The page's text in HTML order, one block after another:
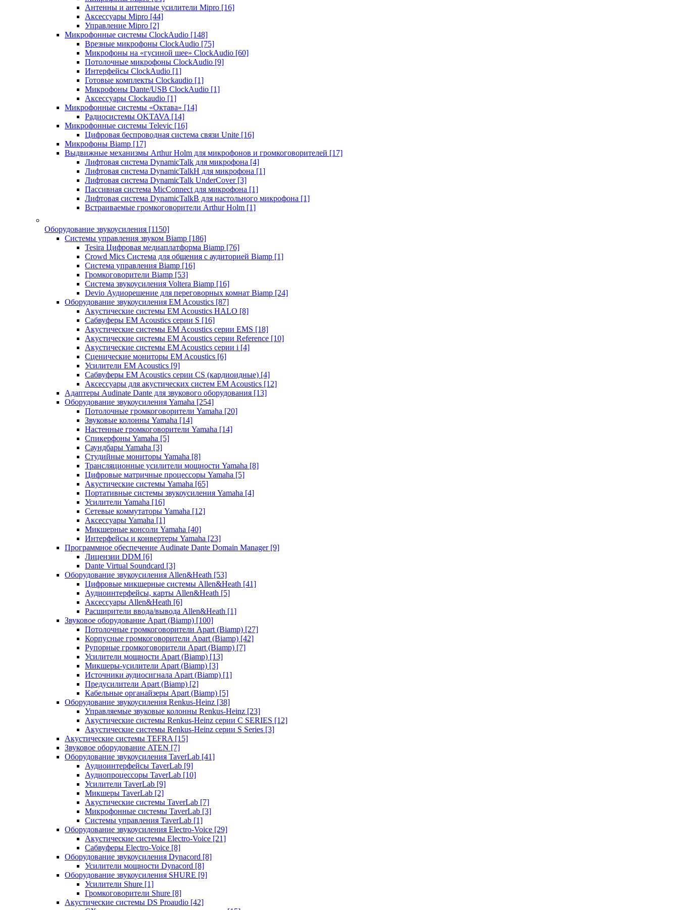
Антенны и антенные усилители Mipro [16]
Аксессуары Mipro [44]
Управление Mipro [2]
Микрофонные системы ClockAudio [148]
Врезные микрофоны ClockAudio [75]
Микрофоны на «гусиной шее» ClockAudio [60]
Потолочные микрофоны ClockAudio [9]
Интерфейсы ClockAudio [1]
Готовые комплекты Clockaudio [1]
Микрофоны Dante/USB ClockAudio [1]
Аксессуары Clockaudio [1]
Микрофонные системы «Октава» [14]
Радиосистемы OKTAVA [14]
Микрофонные системы Televic [16]
Цифровая беспроводная система связи Unite [16]
Микрофоны Biamp [17]
Выдвижные механизмы Arthur Holm для микрофонов и громкоговорителей [17]
Лифтовая система DynamicTalk для микрофона [4]
Лифтовая система DynamicTalkH для микрофона [1]
Лифтовая система DynamicTalk UnderCover [3]
Пассивная система MicConnect для микрофона [1]
Лифтовая система DynamicTalkB для настольного микрофона [1]
Встраиваемые громкоговорители Arthur Holm [1]
Оборудование звукоусиления [1150]
Системы управления звуком Biamp [186]
Tesira Цифровая медиаплатформа Biamp [76]
Crowd Mics Система для общения с аудиторией Biamp [1]
Система управления Biamp [16]
Громкоговорители Biamp [53]
Система звукоусиления Voltera Biamp [16]
Devio Аудиорешение для переговорных комнат Biamp [24]
Оборудование звукоусиления EM Acoustics [87]
Акустические системы EM Acoustics HALO [8]
Сабвуферы EM Acoustics серии S [16]
Акустические системы EM Acoustics серии EMS [18]
Акустические системы EM Acoustics серии Reference [10]
Акустические системы EM Acoustics серии i [4]
Сценические мониторы EM Acoustics [6]
Усилители EM Acoustics [9]
Сабвуферы EM Acoustics серии CS (кардиоидные) [4]
Аксессуары для акустических систем EM Acoustics [12]
Адаптеры Audinate Dante для звукового оборудования [13]
Оборудование звукоусиления Yamaha [254]
Потолочные громкоговорители Yamaha [20]
Звуковые колонны Yamaha [14]
Настенные громкоговорители Yamaha [14]
Спикерфоны Yamaha [5]
Саундбары Yamaha [3]
Студийные мониторы Yamaha [8]
Трансляционные усилители мощности Yamaha [8]
Цифровые матричные процессоры Yamaha [5]
Акустические системы Yamaha [65]
Портативные системы звукоусиления Yamaha [4]
Усилители Yamaha [16]
Сетевые коммутаторы Yamaha [12]
Аксессуары Yamaha [1]
Микшерные консоли Yamaha [40]
Интерфейсы и конвертеры Yamaha [23]
Программное обеспечение Audinate Dante Domain Manager [9]
Лицензии DDM [6]
Dante Virtual Soundcard [3]
Оборудование звукоусиления Allen&Heath [53]
Цифровые микшерные системы Allen&Heath [41]
Аудиоинтерфейсы, карты Allen&Heath [5]
Аксессуары Allen&Heath [6]
Расширители ввода/вывода Allen&Heath [1]
Звуковое оборудование Apart (Biamp) [100]
Потолочные громкоговорители Apart (Biamp) [27]
Корпусные громкоговорители Apart (Biamp) [42]
Рупорные громкоговорители Apart (Biamp) [7]
Усилители мощности Apart (Biamp) [13]
Микшеры-усилители Apart (Biamp) [3]
Источники аудиосигнала Apart (Biamp) [1]
Предусилители Apart (Biamp) [2]
Кабельные органайзеры Apart (Biamp) [5]
Оборудование звукоусиления Renkus-Heinz [38]
Управляемые звуковые колонны Renkus-Heinz [23]
Акустические системы Renkus-Heinz серии C SERIES [12]
Акустические системы Renkus-Heinz серии S Series [3]
Акустические системы TEFRA [15]
Звуковое оборудование ATEN [7]
Оборудование звукоусиления TaverLab [41]
Аудиоинтерфейсы TaverLab [9]
Аудиопроцессоры TaverLab [10]
Усилители TaverLab [9]
Микшеры TaverLab [2]
Акустические системы TaverLab [7]
Микрофонные системы TaverLab [3]
Системы управления TaverLab [1]
Оборудование звукоусиления Electro-Voice [29]
Акустические системы Electro-Voice [21]
Сабвуферы Electro-Voice [8]
Оборудование звукоусиления Dynacord [8]
Усилители мощности Dynacord [8]
Оборудование звукоусиления SHURE [9]
Усилители Shure [1]
Громкоговорители Shure [8]
Акустические системы DS Proaudio [42]